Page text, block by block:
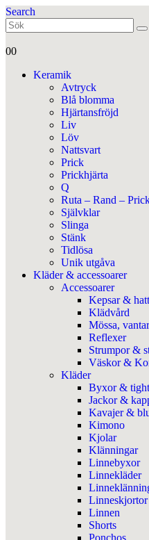
Search
00
Keramik
Avtryck
Blå blomma
Hjärtansfröjd
Liv
Löv
Nattsvart
Prick
Prickhjärta
Q
Ruta – Rand –
Självklar
Slinga
Stänk
Tidlösa
Unik utgåva
Kläder & accessoarer
Accessoarer
Kepsar &
Klädvård
Mössa,
Reflexer
Strumpor &
Väskor &
Kläder
Byxor &
Jackor &
Kavajer &
Kimono
Kjolar
Klänningar
Linnebyxor
Linnekläder
Linneskjortor
Linnen
Shorts
Ponchos